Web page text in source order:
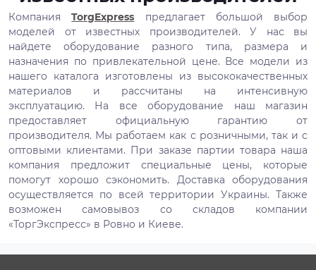
КомпанияTorgExpress предлагает большой выбор
моделей от известных производителей. У нас вы
найдете оборудование разного типа, размера и
назначения по привлекательной цене. Все модели из
нашего каталога изготовлены из высококачественных
материалов и рассчитаны на интенсивную
эксплуатацию. На все оборудование наш магазин
предоставляет официальную гарантию от
производителя. Мы работаем как с розничными, так и с
оптовыми клиентами. При заказе партии товара наша
компания предложит специальные цены, которые
помогут хорошо сэкономить. Доставка оборудования
осуществляется по всей территории Украины. Также
возможен самовывоз со складов компании
«ТоргЭкспресс» в Ровно и Киеве.